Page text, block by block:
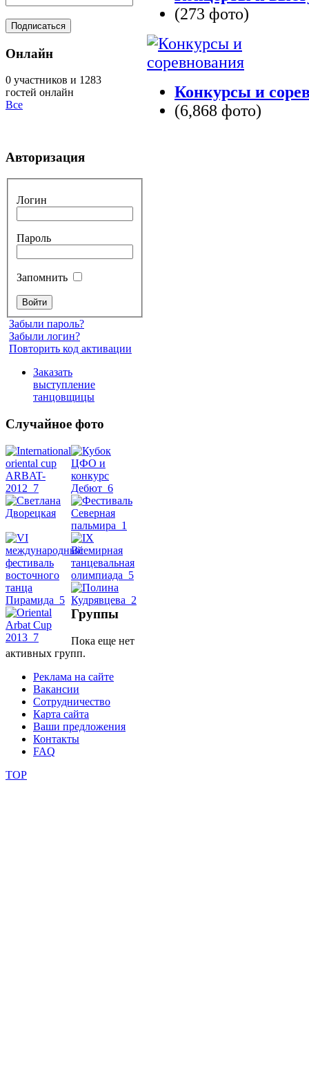
(273 фото)
Конкурсы и
(6,868 фото)
Онлайн
0 участников и 1283
гостей онлайн
Все
Авторизация
Логин
Пароль
Запомнить
Забыли пароль?
Забыли логин?
Повторить код активации
Заказать
выступление
танцовщицы
Случайное фото
Группы
Пока еще нет
активных групп.
Реклама на сайте
Вакансии
Сотрудничество
Карта сайта
Ваши предложения
Контакты
FAQ
TOP